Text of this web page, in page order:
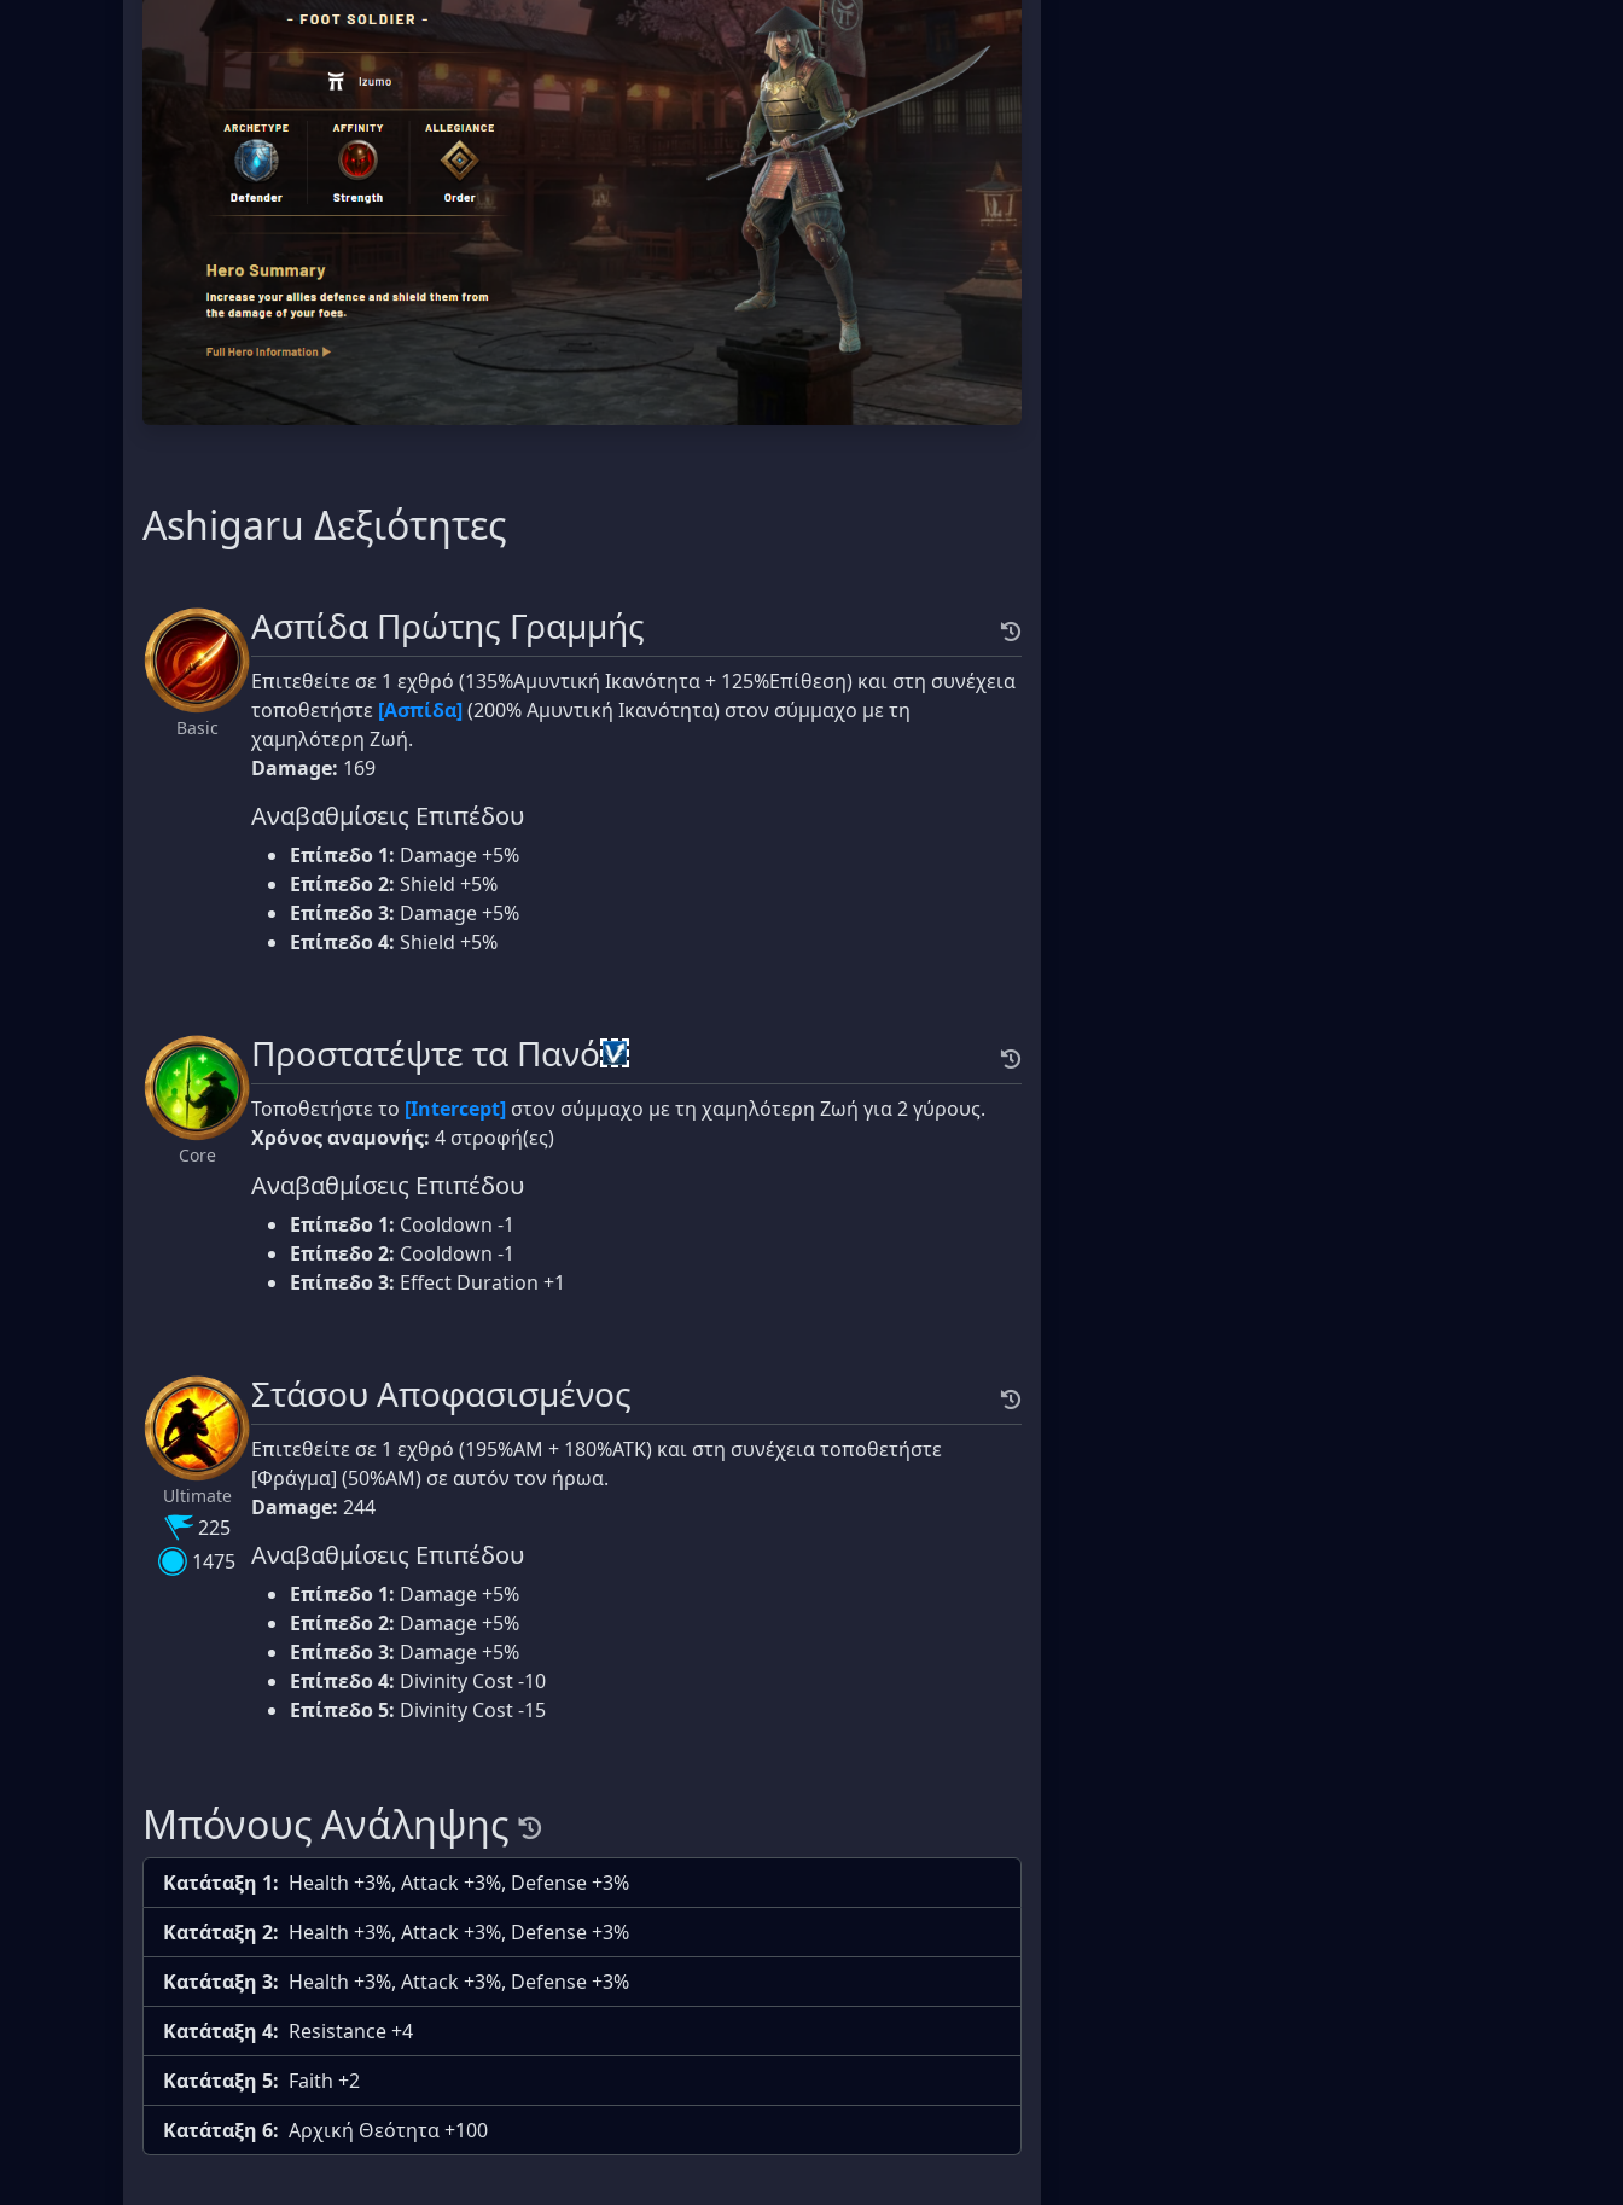
Ashigaru Δεξιότητες
Basic
Ασπίδα Πρώτης Γραμμής
Επιτεθείτε σε 1 εχθρό (135%Αμυντική Ικανότητα + 125%Επίθεση) και στη συνέχεια
τοποθετήστε [Ασπίδα](200% Αμυντική Ικανότητα) στον σύμμαχο με τη
χαμηλότερη Ζωή.
Damage: 169
Αναβαθμίσεις Επιπέδου
Επίπεδο 1: Damage +5%
Επίπεδο 2: Shield +5%
Επίπεδο 3: Damage +5%
Επίπεδο 4: Shield +5%
Core
Προστατέψτε τα Πανό
Τοποθετήστε το [Intercept] στον σύμμαχο με τη χαμηλότερη Ζωή για 2 γύρους.
Χρόνος αναμονής: 4 στροφή(ες)
Αναβαθμίσεις Επιπέδου
Επίπεδο 1: Cooldown -1
Επίπεδο 2: Cooldown -1
Επίπεδο 3: Effect Duration +1
Ultimate
225
1475
Στάσου Αποφασισμένος
Επιτεθείτε σε 1 εχθρό (195%ΑΜ + 180%ATK) και στη συνέχεια τοποθετήστε
[Φράγμα] (50%ΑΜ) σε αυτόν τον ήρωα.
Damage: 244
Αναβαθμίσεις Επιπέδου
Επίπεδο 1: Damage +5%
Επίπεδο 2: Damage +5%
Επίπεδο 3: Damage +5%
Επίπεδο 4: Divinity Cost -10
Επίπεδο 5: Divinity Cost -15
Μπόνους Ανάληψης
Κατάταξη 1: Health +3%, Attack +3%, Defense +3%
Κατάταξη 2: Health +3%, Attack +3%, Defense +3%
Κατάταξη 3: Health +3%, Attack +3%, Defense +3%
Κατάταξη 4: Resistance +4
Κατάταξη 5: Faith +2
Κατάταξη 6: Αρχική Θεότητα +100